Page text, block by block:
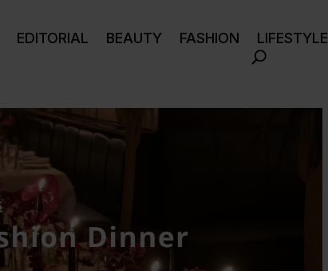
EDITORIAL BEAUTY FASHION LIFESTYLE